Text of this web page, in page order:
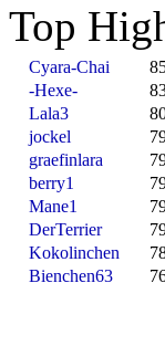
Top
Cyara-Chai
-Hexe-
Lala3
jockel
graefinlara
berry1
Mane1
DerTerrier
Kokolinchen
Bienchen63